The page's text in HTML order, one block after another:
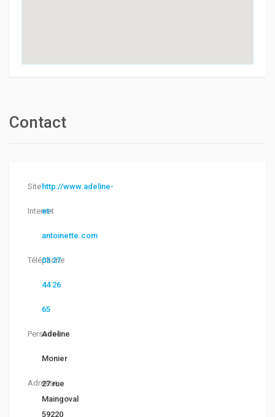
Contact
Site
Internet
http://www.adeline-
et-
antoinette.com
Téléphone
03 27
44 26
65
Personne
Adeline
Monier
Adresse
27 rue
Maingoval
59220